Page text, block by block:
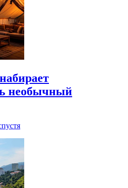
необычный